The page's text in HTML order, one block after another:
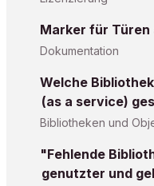
Marker für Türen
Dokumentation
Welche
(as a service)
Bibliotheken und
"Fehlende
genutzter und